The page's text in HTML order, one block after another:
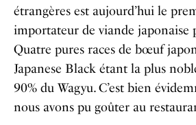
étrangères est aujourd’hui le
importateur de viande japonaise
Quatre pures races de bœuf
Japanese Black étant la plus
90% du Wagyu. C’est bien
nous avons pu goûter au